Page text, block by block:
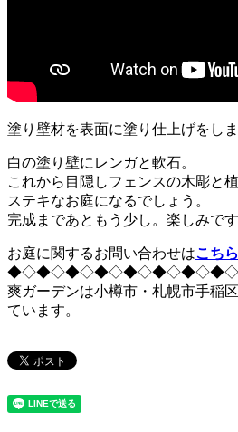
塗り壁材を表面に塗り仕上げをしま
白の塗り壁にレンガと軟石。
これから目隠しフェンスの木彫と
ステキなお庭になるでしょう。
完成まであともう少し。楽しみです
お庭に関するお問い合わせはこちら
爽ガーデンは小樽市・札幌市手稲
ています。